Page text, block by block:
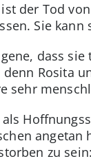
der Tod
Sie
dass
denn Rosita
sehr
zu